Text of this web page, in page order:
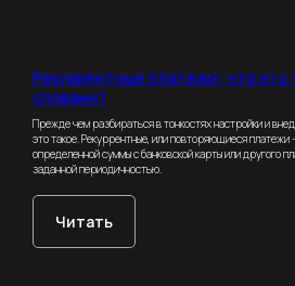
Рекуррентные платежи: что это
словами?
Прежде чем разбираться в тонкостях настройки и
это такое. Рекуррентные, или повторяющиеся платежи
определенной суммы с банковской карты или другого
заданной периодичностью.
Читать
CRM
impulse